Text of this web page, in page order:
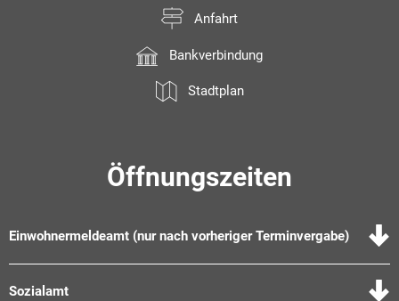
Anfahrt
Bankverbindung
Stadtplan
Öffnungszeiten
Einwohnermeldeamt (nur nach vorheriger Terminvergabe)
Sozialamt